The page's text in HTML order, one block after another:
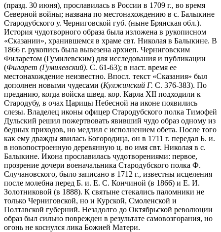
(празд. 30 июня), прославилась в России в 1709 г., во время
Северной войны; названа по местонахождению в с. Балыкине
Стародубского у. Черниговской губ. (ныне Брянская обл.).
История чудотворного образа была изложена в рукописном
«Сказании», хранившемся в храме свт. Николая в Балыкине. В
1866 г. рукопись была вывезена архиеп. Черниговским
Филаретом (Гумилевским) для исследования и публикации
(Филарет (Гумилевский). С. 61-63); в наст. время ее
местонахождение неизвестно. Впосл. текст «Сказания» был
дополнен новыми чудесами (Кулжинский Г. С. 376-383). По
преданию, когда войска швед. кор. Карла XII подходили к
Стародубу, в очах Царицы Небесной на иконе появились
слезы. Владелец иконы офицер Стародубского полка Тимофей
Дульский решил пожертвовать явивший чудо образ одному из
бедных приходов, но медлил с исполнением обета. После того
как ему дважды явилась Богородица, он в 1711 г. передал Б. и.
в новопостроенную деревянную ц. во имя свт. Николая в с.
Балыкине. Икона прославилась чудотворениями: первое,
прозрение дочери военачальника Стародубского полка Ф.
Случановского, было записано в 1712 г., известны исцеления
после молебна перед Б. и. Е. С. Кончиной (в 1866) и Е. И.
Золотниковой (в 1888). К святыне стекались паломники не
только Черниговской, но и Курской, Смоленской и
Полтавской губерний. Незадолго до Октябрьской революции
образ был сильно поврежден в результате самовозгорания, но
огонь не коснулся лика Божией Матери.